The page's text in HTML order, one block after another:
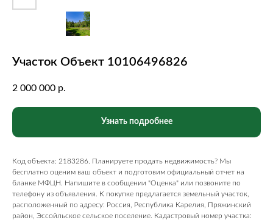
Участок Объект 10106496826
2 000 000 р.
Узнать подробнее
Код объекта: 2183286. Планируете продать недвижимость? Мы
бесплатно оценим ваш объект и подготовим официальный отчет на
бланке МФЦН. Напишите в сообщении "Оценка" или позвоните по
телефону из объявления. К покупке предлагается земельный участок,
расположенный по адресу: Россия, Республика Карелия, Пряжинский
район, Эссойльское сельское поселение. Кадастровый номер участка: